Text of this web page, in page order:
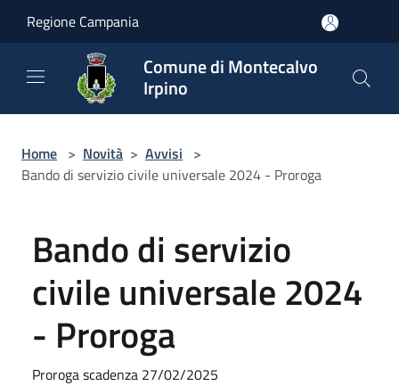
Regione Campania
Comune di Montecalvo
Irpino
Home > Novità > Avvisi >
Bando di servizio civile universale 2024 - Proroga
Bando di servizio
civile universale 2024
- Proroga
Proroga scadenza 27/02/2025